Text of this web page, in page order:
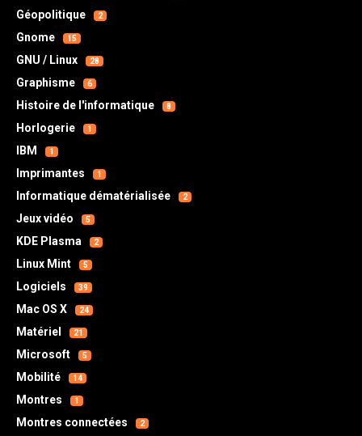
Géopolitique 2
Gnome 15
GNU / Linux 28
Graphisme 6
Histoire de l'informatique 8
Horlogerie 1
IBM 1
Imprimantes 1
Informatique dématérialisée 2
Jeux vidéo 5
KDE Plasma 2
Linux Mint 5
Logiciels 39
Mac OS X 24
Matériel 21
Microsoft 5
Mobilité 14
Montres 1
Montres connectées 2